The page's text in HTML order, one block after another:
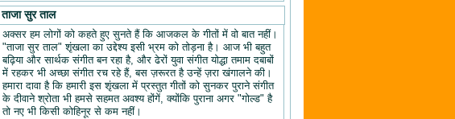
ताजा सुर ताल
अक्सर हम लोगों को कहते हुए सुनते हैं कि आजकल के गीतों में वो बात नहीं।
"ताजा सुर ताल" शृंखला का उद्देश्य इसी भ्रम को तोड़ना है। आज भी बहुत
बढ़िया और सार्थक संगीत बन रहा है, और ढेरों युवा संगीत योद्धा तमाम दबाबों
में रहकर भी अच्छा संगीत रच रहे हैं, बस ज़रूरत है उन्हें ज़रा खंगालने की।
हमारा दावा है कि हमारी इस शृंखला में प्रस्तुत गीतों को सुनकर पुराने संगीत
के दीवाने श्रोता भी हमसे सहमत अवश्य होंगें, क्योंकि पुराना अगर "गोल्ड" है
तो नए भी किसी कोहिनूर से कम नहीं।